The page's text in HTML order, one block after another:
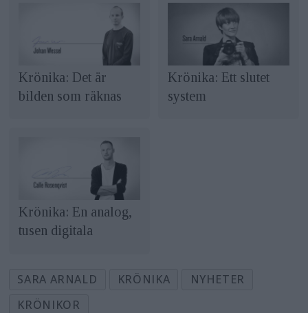
Krönika: Det är
bilden som räknas
Krönika: Ett slutet
system
Krönika: En analog,
tusen digitala
SARA ARNALD KRÖNIKA
NYHETER
KRÖNIKOR